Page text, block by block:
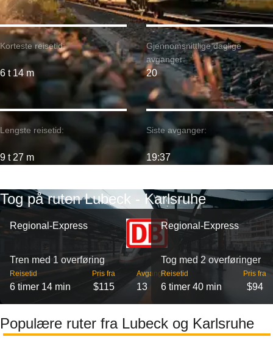
Korteste reisetid:
6 t 14 m
Lengste reisetid:
9 t 27 m
Gjennomsnittlige daglige
avganger:
20
Siste avganger:
19:37
Tog på ruten Lubeck - Karlsruhe
Regional-Express
Tren med 1 overføring
Reisetid
6 timer 14 min
Pris fra
$115
Avganger
13
Regional-Express
Tog med 2 overføringer
Reisetid
6 timer 40 min
Pris fra
$94
Populære ruter fra Lubeck og Karlsruhe